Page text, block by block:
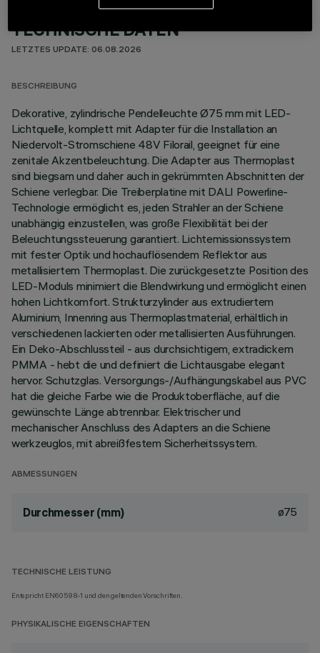
TECHNISCHE DATEN
LETZTES UPDATE: 06.08.2026
BESCHREIBUNG
Dekorative, zylindrische Pendelleuchte Ø75 mm mit LED-
Lichtquelle, komplett mit Adapter für die Installation an
Niedervolt-Stromschiene 48V Filorail, geeignet für eine
zenitale Akzentbeleuchtung. Die Adapter aus Thermoplast
sind biegsam und daher auch in gekrümmten Abschnitten der
Schiene verlegbar. Die Treiberplatine mit DALI Powerline-
Technologie ermöglicht es, jeden Strahler an der Schiene
unabhängig einzustellen, was große Flexibilität bei der
Beleuchtungssteuerung garantiert. Lichtemissionssystem
mit fester Optik und hochauflösendem Reflektor aus
metallisiertem Thermoplast. Die zurückgesetzte Position des
LED-Moduls minimiert die Blendwirkung und ermöglicht einen
hohen Lichtkomfort. Strukturzylinder aus extrudiertem
Aluminium, Innenring aus Thermoplastmaterial, erhältlich in
verschiedenen lackierten oder metallisierten Ausführungen.
Ein Deko-Abschlussteil - aus durchsichtigem, extradickem
PMMA - hebt die und definiert die Lichtausgabe elegant
hervor. Schutzglas. Versorgungs-/Aufhängungskabel aus PVC
hat die gleiche Farbe wie die Produktoberfläche, auf die
gewünschte Länge abtrennbar. Elektrischer und
mechanischer Anschluss des Adapters an die Schiene
werkzeuglos, mit abreißfestem Sicherheitssystem.
ABMESSUNGEN
Durchmesser (mm) ø75
TECHNISCHE LEISTUNG
Entspricht EN60598-1 und den geltenden Vorschriften.
PHYSIKALISCHE EIGENSCHAFTEN